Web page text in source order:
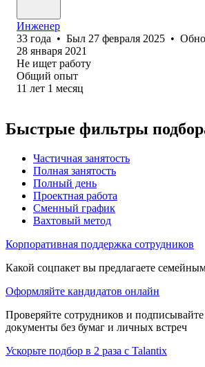
Инженер
33 года • Был 27 февраля 2025 •
28 января 2021
Не ищет работу
Общий опыт
11 лет 1 месяц
Быстрые фильтры
Частичная занятость
Полная занятость
Полный день
Проектная работа
Сменный график
Вахтовый метод
Корпоративная поддержка сотрудников
Какой соцпакет вы предлагаете
Оформляйте кандидатов онлайн
Проверяйте сотрудников и
документы без бумаг и личных встреч
Ускорьте подбор в 2 раза с Talantix